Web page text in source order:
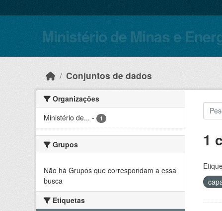
Ministério de Minas e
Conjuntos de dados
Organizações
Ministério de... - 1
Grupos
Não há Grupos que correspondam a essa
busca
Etiquetas
1